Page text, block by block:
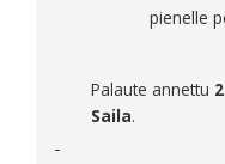
pienelle
Palaute annettu
Saila.